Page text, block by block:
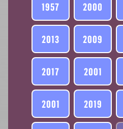
1957 2000
2013 2009
2017 2001
2001 2019